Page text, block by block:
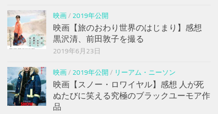
映画/ 2019年公開
映画【旅のおわり世界のはじまり】感想
黒沢清、前田敦子を撮る
2019年6月23日
映画/ 2019年公開 / リーアム・ニーソン
映画【スノー・ロワイヤル】感想 人が死
ぬたびに笑える究極のブラックユーモア作
品